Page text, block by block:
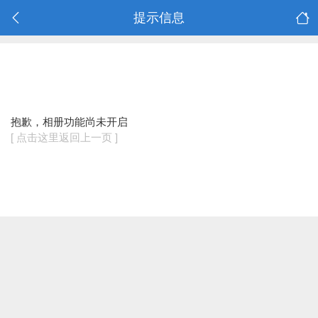
提示信息
抱歉，相册功能尚未开启
[ 点击这里返回上一页 ]